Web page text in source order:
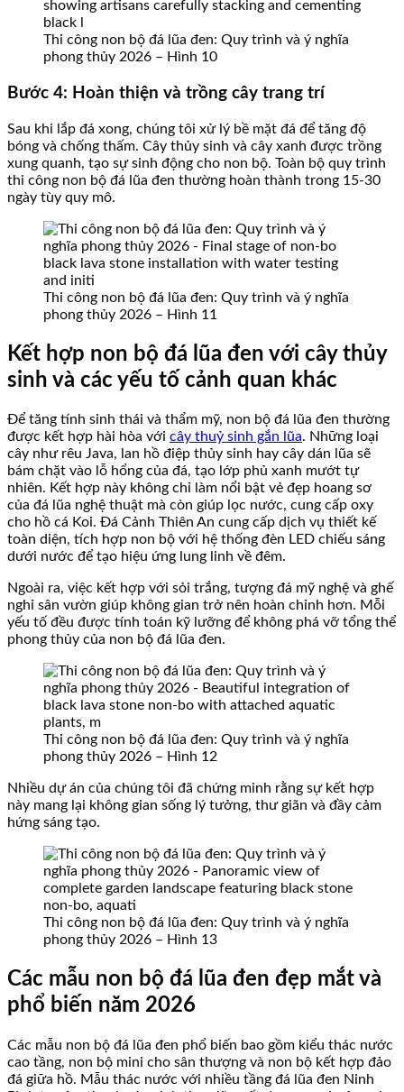
Thi công non bộ đá lũa đen: Quy trình và ý nghĩa
phong thủy 2026 – Hình 10
Bước 4: Hoàn thiện và trồng cây trang trí
Sau khi lắp đá xong, chúng tôi xử lý bề mặt đá để tăng độ
bóng và chống thấm. Cây thủy sinh và cây xanh được trồng
xung quanh, tạo sự sinh động cho non bộ. Toàn bộ quy trình
thi công non bộ đá lũa đen thường hoàn thành trong 15-30
ngày tùy quy mô.
Thi công non bộ đá lũa đen: Quy trình và ý nghĩa
phong thủy 2026 – Hình 11
Kết hợp non bộ đá lũa đen với cây thủy
sinh và các yếu tố cảnh quan khác
Để tăng tính sinh thái và thẩm mỹ, non bộ đá lũa đen thường
được kết hợp hài hòa với cây thuỷ sinh gắn lũa. Những loại
cây như rêu Java, lan hồ điệp thủy sinh hay cây dán lũa sẽ
bám chặt vào lỗ hổng của đá, tạo lớp phủ xanh mướt tự
nhiên. Kết hợp này không chỉ làm nổi bật vẻ đẹp hoang sơ
của đá lũa nghệ thuật mà còn giúp lọc nước, cung cấp oxy
cho hồ cá Koi. Đá Cảnh Thiên An cung cấp dịch vụ thiết kế
toàn diện, tích hợp non bộ với hệ thống đèn LED chiếu sáng
dưới nước để tạo hiệu ứng lung linh về đêm.
Ngoài ra, việc kết hợp với sỏi trắng, tượng đá mỹ nghệ và ghế
nghỉ sân vườn giúp không gian trở nên hoàn chỉnh hơn. Mỗi
yếu tố đều được tính toán kỹ lưỡng để không phá vỡ tổng thể
phong thủy của non bộ đá lũa đen.
Thi công non bộ đá lũa đen: Quy trình và ý nghĩa
phong thủy 2026 – Hình 12
Nhiều dự án của chúng tôi đã chứng minh rằng sự kết hợp
này mang lại không gian sống lý tưởng, thư giãn và đầy cảm
hứng sáng tạo.
Thi công non bộ đá lũa đen: Quy trình và ý nghĩa
phong thủy 2026 – Hình 13
Các mẫu non bộ đá lũa đen đẹp mắt và
phổ biến năm 2026
Các mẫu non bộ đá lũa đen phổ biến bao gồm kiểu thác nước
cao tầng, non bộ mini cho sân thượng và non bộ kết hợp đảo
đá giữa hồ. Mẫu thác nước với nhiều tầng đá lũa đen Ninh